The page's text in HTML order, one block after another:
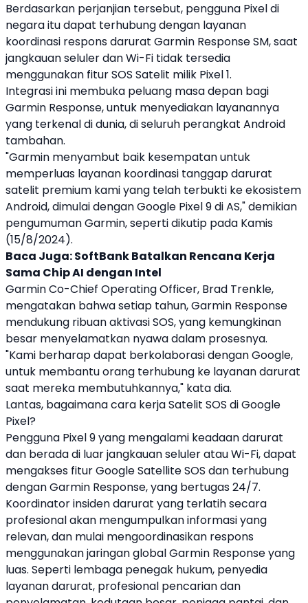
Berdasarkan perjanjian tersebut, pengguna Pixel di
negara itu dapat terhubung dengan layanan
koordinasi respons darurat Garmin Response SM, saat
jangkauan seluler dan Wi-Fi tidak tersedia
menggunakan fiturSOS Satelit milik Pixel 1.
Integrasi ini membuka peluang masa depan bagi
Garmin Response, untuk menyediakan layanannya
yang terkenal di dunia, di seluruh perangkat Android
tambahan.
"Garmin menyambut baik kesempatan untuk
memperluas layanan koordinasi tanggap darurat
satelit premium kami yang telah terbukti ke ekosistem
Android, dimulai denganGoogle Pixel 9di AS," demikian
pengumumanGarmin, seperti dikutip pada Kamis
(15/8/2024).
Baca Juga:SoftBank Batalkan Rencana Kerja
Sama Chip AI dengan Intel
GarminCo-Chief Operating Officer, Brad Trenkle,
mengatakan bahwa setiap tahun,Garmin Response
mendukung ribuan aktivasiSOS, yang kemungkinan
besar menyelamatkan nyawa dalam prosesnya.
"Kami berharap dapat berkolaborasi denganGoogle,
untuk membantu orang terhubung ke layanan darurat
saat mereka membutuhkannya," kata dia.
Lantas, bagaimana cara kerja Satelit SOS diGoogle
Pixel?
Pengguna Pixel 9yang mengalami keadaan darurat
dan berada di luar jangkauan seluler atau Wi-Fi, dapat
mengakses fiturGoogleSatelliteSOS dan terhubung
denganGarmin Response, yang bertugas 24/7.
Koordinator insiden darurat yang terlatih secara
profesional akan mengumpulkan informasi yang
relevan, dan mulai mengoordinasikan respons
menggunakan jaringan globalGarmin Response yang
luas. Seperti lembaga penegak hukum, penyedia
layanan darurat, profesional pencarian dan